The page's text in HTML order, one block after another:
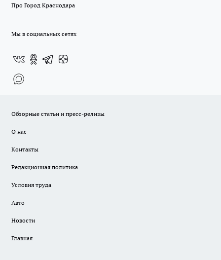
Про Город Краснодара
Мы в социальных сетях
Обзорные статьи и пресс-релизы
О нас
Контакты
Редакционная политика
Условия труда
Авто
Новости
Главная